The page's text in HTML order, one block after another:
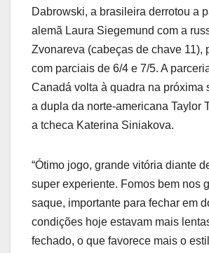
Dabrowski, a brasileira derrotou a
alemã Laura Siegemund com a
Zvonareva (cabeças de chave 11),
com parciais de 6/4 e 7/5. A
Canadá volta à quadra na próxima
a dupla da norte-americana Taylor
a tcheca Katerina Siniakova.
“Ótimo jogo, grande vitória diante
super experiente. Fomos bem nos
saque, importante para fechar em
condições hoje estavam mais
fechado, o que favorece mais o